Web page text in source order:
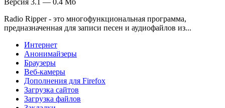
Версия 3.1 — 0.4 Мб
Radio Ripper - это многофункциональная программа,
предназначенная для записи песен и аудиофайлов из...
Интернет
Анонимайзеры
Браузеры
Веб-камеры
Дополнения для Firefox
Загрузка сайтов
Загрузка файлов